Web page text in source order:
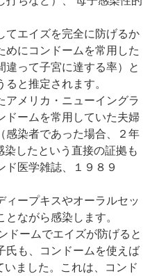
エイズを完全に防げるか
めにコンドームを常用した
違って子宮に達する率）と
と推定されます。
メリカ・ニューイングラ
ドームを常用していた夫婦
感染者であった場合、２年
染したという直接の証拠も
ド医学雑誌、１９８９
ープキスやオーラルセッ
ながら感染します。
ームでエイズが防げると
氏も、コンドームを使えば
いました。これは、コンド